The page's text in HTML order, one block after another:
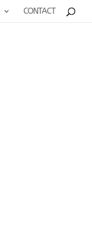
CONTACT